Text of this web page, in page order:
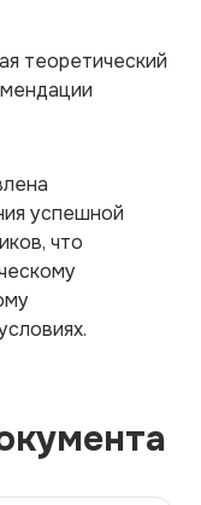
теоретический
успешной
что